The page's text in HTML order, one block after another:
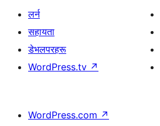
लर्न
सहायता
डेभलपरहरू
WordPress.tv ↗
WordPress.com ↗